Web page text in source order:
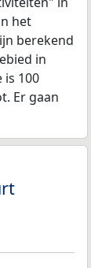
het
berekend
in
is 100
Er gaan